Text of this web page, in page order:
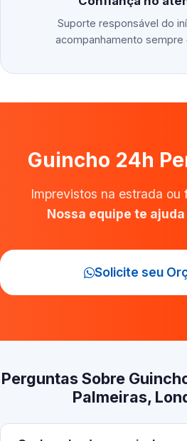
Suporte responsável do
acompanhamento sempre
Guincho 24h
Imprevistos na estrada ou
Nossa equipe te
Solicite seu
Perguntas Sobre
Palmeiras,